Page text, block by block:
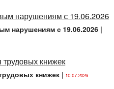
защиты Республики
№ 40 (далее —
нарушениям с 19.06.2026 |
книжек | 10.07.2026